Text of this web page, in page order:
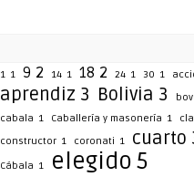
1 1 9 2 14 1 18 2 24 1 30 1
aprendiz 3 Bolivia 3
cabala 1 Caballería y masonería 1
constructor 1 coronati 1 cuarto
Cábala 1 elegido5